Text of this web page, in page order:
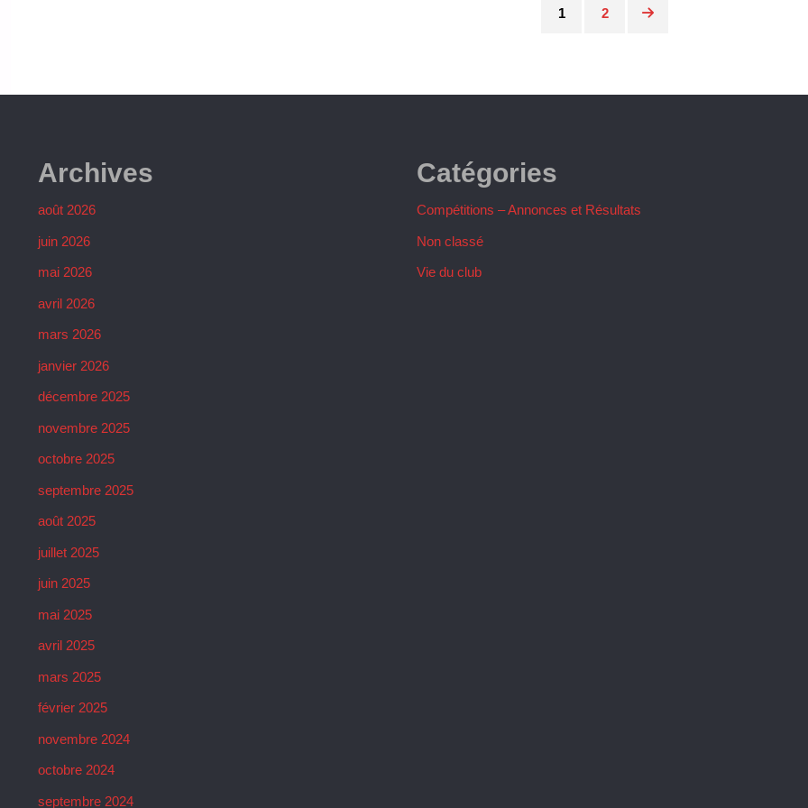
des
1 2
Archives
août 2026
juin 2026
mai 2026
avril 2026
mars 2026
janvier 2026
décembre 2025
novembre 2025
octobre 2025
septembre 2025
août 2025
juillet 2025
juin 2025
mai 2025
avril 2025
mars 2025
février 2025
novembre 2024
octobre 2024
septembre 2024
Catégories
Compétitions – Annonces et Résultats
Non classé
Vie du club